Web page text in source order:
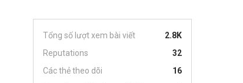
Tổng số lượt xem bài viết
2.8K
Reputations
32
Các thẻ theo dõi
16